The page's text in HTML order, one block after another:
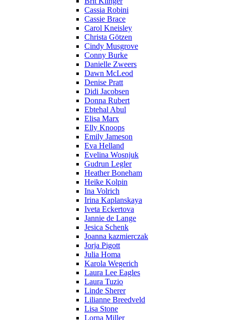
Cassia Robini
Cassie Brace
Carol Kneisley
Christa Götzen
Cindy Musgrove
Conny Burke
Danielle Zweers
Dawn McLeod
Denise Pratt
Didi Jacobsen
Donna Rubert
Ebtehal Abul
Elisa Marx
Elly Knoops
Emily Jameson
Eva Helland
Evelina Wosnjuk
Gudrun Legler
Heather Boneham
Heike Kolpin
Ina Volrich
Irina Kaplanskaya
Iveta Eckertova
Jannie de Lange
Jesica Schenk
Joanna kazmierczak
Jorja Pigott
Julia Homa
Karola Wegerich
Laura Lee Eagles
Laura Tuzio
Linde Sherer
Lilianne Breedveld
Lisa Stone
Lorna Miller